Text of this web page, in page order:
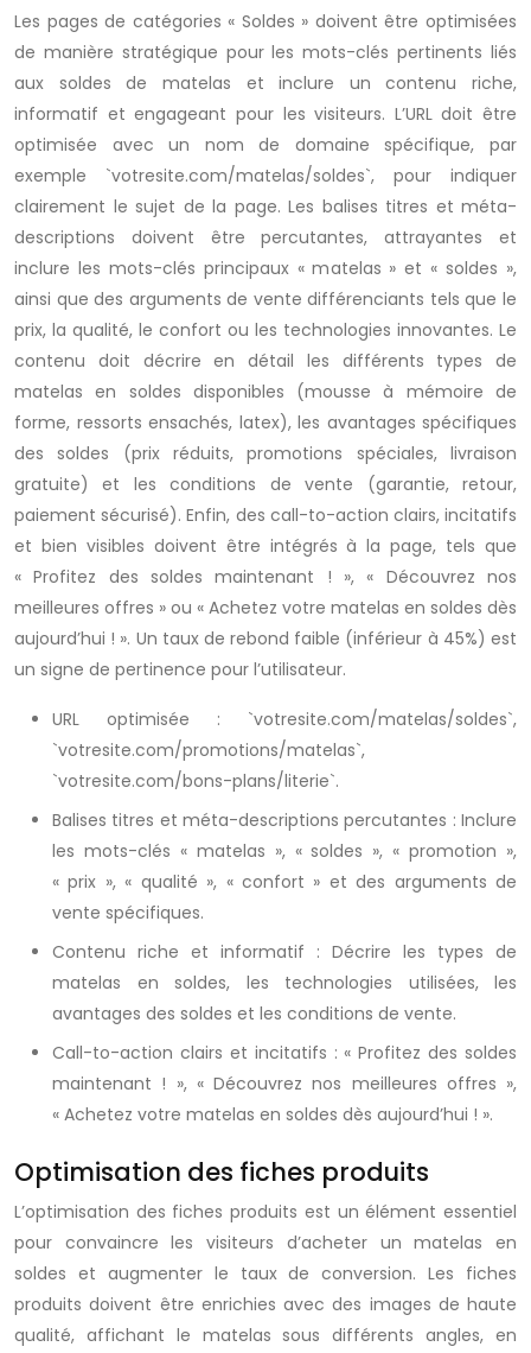
Les pages de catégories « Soldes » doivent être optimisées
de manière stratégique pour les mots-clés pertinents liés
aux soldes de matelas et inclure un contenu riche,
informatif et engageant pour les visiteurs. L’URL doit être
optimisée avec un nom de domaine spécifique, par
exemple `votresite.com/matelas/soldes`, pour indiquer
clairement le sujet de la page. Les balises titres et méta-
descriptions doivent être percutantes, attrayantes et
inclure les mots-clés principaux « matelas » et « soldes »,
ainsi que des arguments de vente différenciants tels que le
prix, la qualité, le confort ou les technologies innovantes. Le
contenu doit décrire en détail les différents types de
matelas en soldes disponibles (mousse à mémoire de
forme, ressorts ensachés, latex), les avantages spécifiques
des soldes (prix réduits, promotions spéciales, livraison
gratuite) et les conditions de vente (garantie, retour,
paiement sécurisé). Enfin, des call-to-action clairs, incitatifs
et bien visibles doivent être intégrés à la page, tels que
« Profitez des soldes maintenant ! », « Découvrez nos
meilleures offres » ou « Achetez votre matelas en soldes dès
aujourd’hui ! ». Un taux de rebond faible (inférieur à 45%) est
un signe de pertinence pour l’utilisateur.
URL optimisée : `votresite.com/matelas/soldes`,
`votresite.com/promotions/matelas`,
`votresite.com/bons-plans/literie`.
Balises titres et méta-descriptions percutantes : Inclure
les mots-clés « matelas », « soldes », « promotion »,
« prix », « qualité », « confort » et des arguments de
vente spécifiques.
Contenu riche et informatif : Décrire les types de
matelas en soldes, les technologies utilisées, les
avantages des soldes et les conditions de vente.
Call-to-action clairs et incitatifs : « Profitez des soldes
maintenant ! », « Découvrez nos meilleures offres »,
« Achetez votre matelas en soldes dès aujourd’hui ! ».
Optimisation des fiches produits
L’optimisation des fiches produits est un élément essentiel
pour convaincre les visiteurs d’acheter un matelas en
soldes et augmenter le taux de conversion. Les fiches
produits doivent être enrichies avec des images de haute
qualité, affichant le matelas sous différents angles, en